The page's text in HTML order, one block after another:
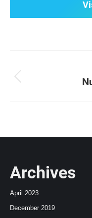
navigation
Archives
April 2023
December 2019